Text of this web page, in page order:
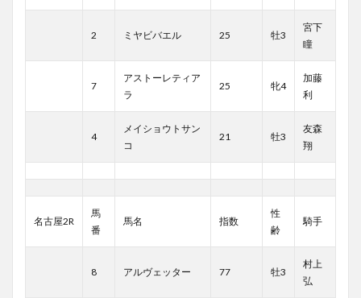
2 ミヤビバエル 25 牡3
宮下
瞳
7
アストーレティア
ラ
25 牝4
加藤
利
4
メイショウトサン
コ
21 牡3
友森
翔
名古屋2R
馬
番
馬名 指数
性
齢
騎手
8 アルヴェッター 77 牡3
村上
弘